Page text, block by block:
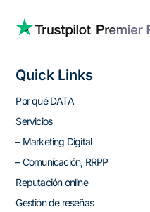
Quick Links
Por qué DATA
Servicios
– Marketing Digital
– Comunicación, RRPP
Reputación online
Gestión de reseñas